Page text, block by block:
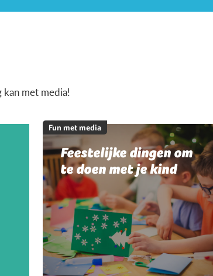
kan met media!
Fun met media
Feestelijke dingen om
te doen met je kind